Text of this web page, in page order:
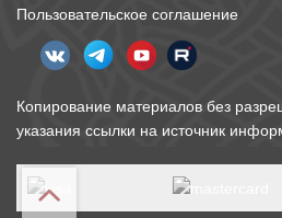
Пользовательское соглашение
Копирование материалов без
указания ссылки на источник